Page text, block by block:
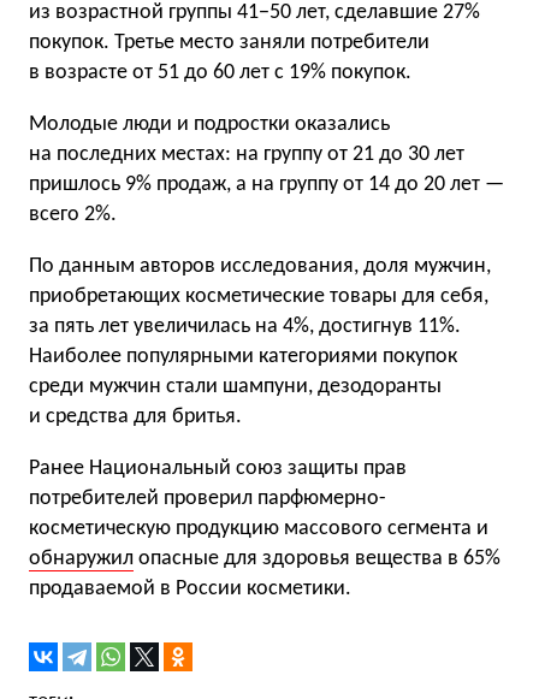
из возрастной группы 41−50 лет, сделавшие 27%
покупок. Третье место заняли потребители
в возрасте от 51 до 60 лет с 19% покупок.
Молодые люди и подростки оказались
на последних местах: на группу от 21 до 30 лет
пришлось 9% продаж, а на группу от 14 до 20 лет —
всего 2%.
По данным авторов исследования, доля мужчин,
приобретающих косметические товары для себя,
за пять лет увеличилась на 4%, достигнув 11%.
Наиболее популярными категориями покупок
среди мужчин стали шампуни, дезодоранты
и средства для бритья.
Ранее Национальный союз защиты прав
потребителей проверил парфюмерно-
косметическую продукцию массового сегмента и
обнаружил опасные для здоровья вещества в 65%
продаваемой в России косметики.